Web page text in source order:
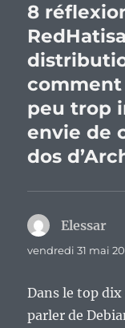
8
peu trop
envie de
dos
Elessar
vendredi 31 mai
Dans le top
parler de